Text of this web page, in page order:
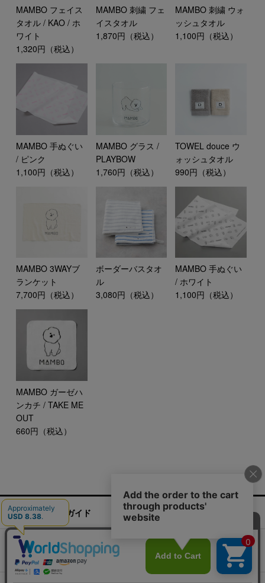
MAMBO フェイス
タオル / KAO / ホ
ワイト
1,320円（税込）
MAMBO 刺繍 フェ
イスタオル
1,870円（税込）
MAMBO 刺繍 ウォ
ッシュタオル
1,100円（税込）
MAMBO 手ぬぐい
/ ピンク
1,100円（税込）
MAMBO グラス /
PLAYBOW
1,760円（税込）
TOWEL douce ウ
ォッシュタオル
990円（税込）
MAMBO 3WAYブ
ランケット
7,700円（税込）
ボーダーバスタオ
ル
3,080円（税込）
MAMBO 手ぬぐい
/ ホワイト
1,100円（税込）
MAMBO ガーゼハ
ンカチ / TAKE ME
OUT
660円（税込）
ご利用ガイド お問い合わせ 実店舗情報
運営会社
特定商取引法に基づく表記
プライバシーポリシー
ご利用規約